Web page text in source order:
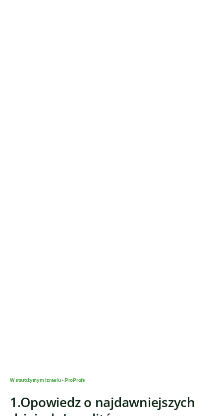
W starożytnym Izraelu - ProProfs
1.Opowiedz o najdawniejszych